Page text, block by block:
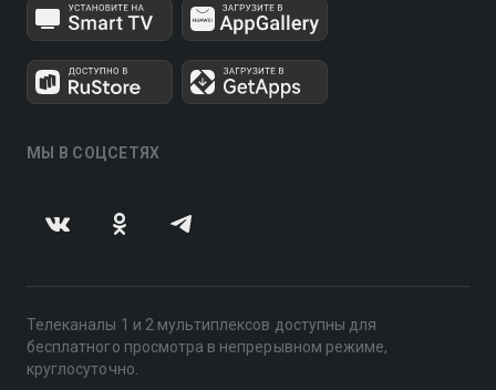
МЫ В СОЦСЕТЯХ
Телеканалы 1 и 2 мультиплексов доступны для
бесплатного просмотра в непрерывном режиме,
круглосуточно.